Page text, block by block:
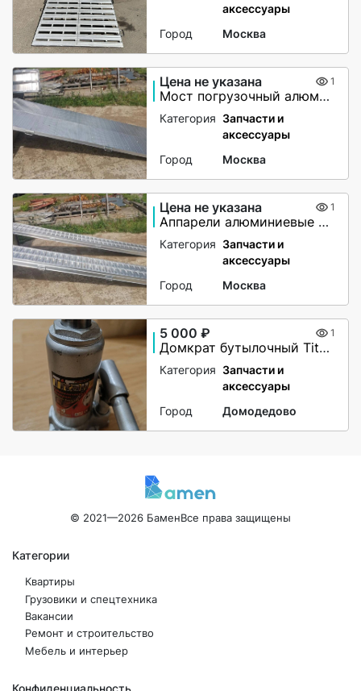
аксессуары
Город
Москва
Цена не указана 1
Мост погрузочный алюминиевый
Категория Запчасти и
аксессуары
Город
Москва
Цена не указана 1
Аппарели алюминиевые 6000 кг
Категория Запчасти и
аксессуары
Город
Москва
5 000 ₽ 1
Домкрат бутылочный Titan 4т (180 — 350 мм)
Категория Запчасти и
аксессуары
Город
Домодедово
© 2021—2026 БаменВсе права защищены
Категории
Квартиры
Грузовики и спецтехника
Вакансии
Ремонт и строительство
Мебель и интерьер